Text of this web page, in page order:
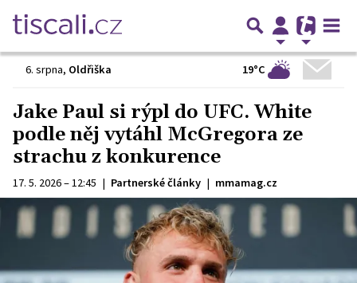
6. srpna, Oldřiška 19°C
Jake Paul si rýpl do UFC. White
podle něj vytáhl McGregora ze
strachu z konkurence
17. 5. 2026 – 12:45 | Partnerské články | mmamag.cz